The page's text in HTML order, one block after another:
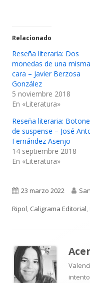
Relacionado
Reseña literaria: Dos
monedas de una misma
cara – Javier Berzosa
González
5 noviembre 2018
En «Literatura»
Reseña literaria:
de suspense – José
Fernández Asenjo
14 septiembre 2018
En «Literatura»
Publicado
el
23 marzo 2022
Ripol, Caligrama Editorial,